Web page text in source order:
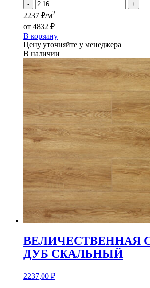
- +
2237 ₽/м2
от 4832 ₽
В корзину
Цену уточняйте у менеджера
В наличии
ВЕЛИЧЕСТВЕННАЯ
ДУБ СКАЛЬНЫЙ
2237,00 ₽